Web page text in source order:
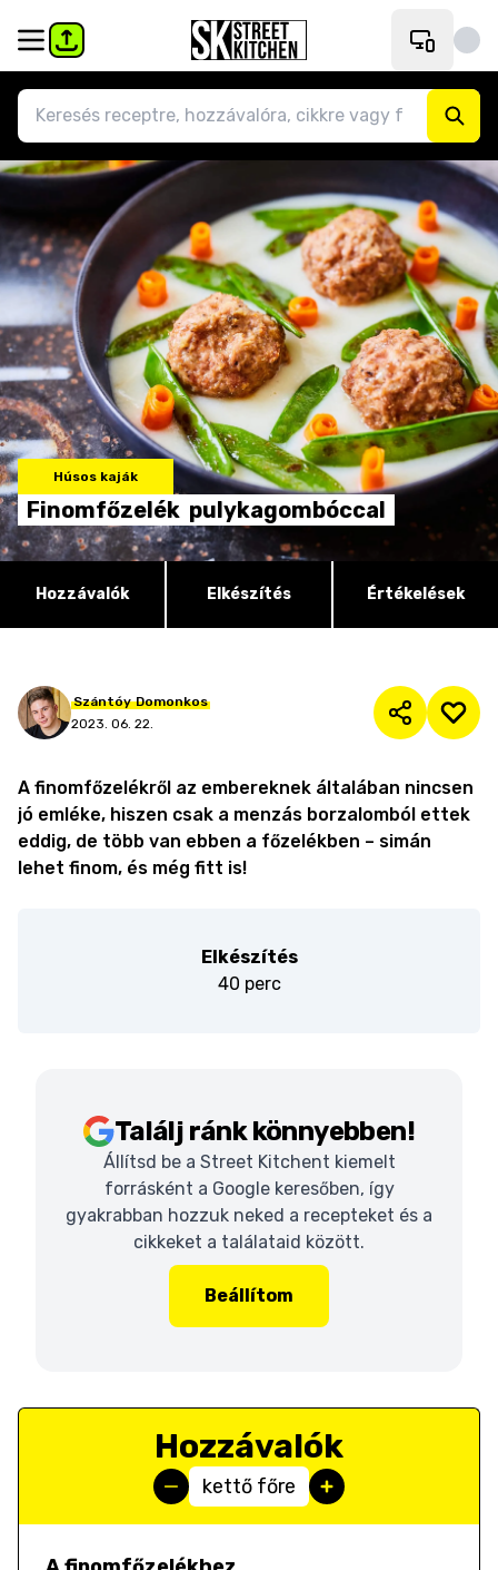
Húsos kaják
Finomfőzelék pulykagombóccal
Hozzávalók Elkészítés Értékelések
Szántóy Domonkos
2023. 06. 22.
A finomfőzelékről az embereknek általában nincsen
jó emléke, hiszen csak a menzás borzalomból ettek
eddig, de több van ebben a főzelékben – simán
lehet finom, és még fitt is!
Elkészítés
40 perc
Találj ránk könnyebben!
Állítsd be a Street Kitchent kiemelt
forrásként a Google keresőben, így
gyakrabban hozzuk neked a recepteket és a
cikkeket a találataid között.
Beállítom
Hozzávalók
kettő főre